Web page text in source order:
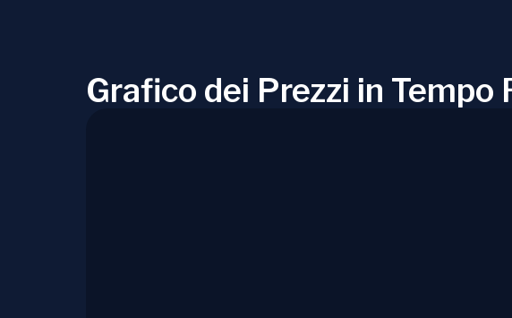
Grafico dei Prezzi in Tempo